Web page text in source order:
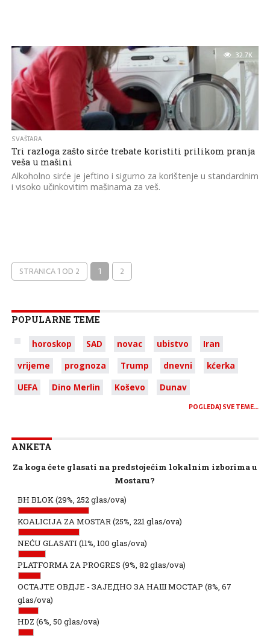
32.7K
SVAŠTARA
Tri razloga zašto sirće trebate koristiti prilikom pranja
veša u mašini
Alkoholno sirće je jeftino i sigurno za korištenje u standardnim
i visoko učinkovitim mašinama za veš.
STRANICA 1 OD 2 1 2
POPULARNE TEME
horoskop SAD novac ubistvo
Iran
vrijeme
prognoza Trump dnevni
kćerka
UEFA
Dino Merlin Koševo Dunav
POGLEDAJ SVE TEME…
ANKETA
Za koga ćete glasati na predstojećim lokalnim izborima u
Mostaru?
BH BLOK(29%, 252 glas/ova)
KOALICIJA ZA MOSTAR(25%, 221 glas/ova)
NEĆU GLASATI (11%, 100 glas/ova)
PLATFORMA ZA PROGRES (9%, 82 glas/ova)
ОСТАЈТЕ ОВДЈЕ - ЗАЈЕДНО ЗА НАШ МОСТАР (8%, 67
glas/ova)
HDZ (6%, 50 glas/ova)